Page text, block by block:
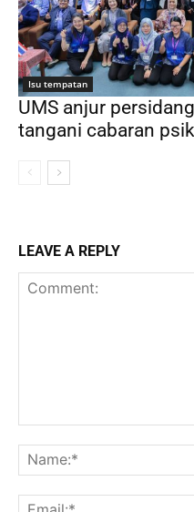
Isu tempatan
UMS anjur
tangani cabaran
LEAVE A REPLY